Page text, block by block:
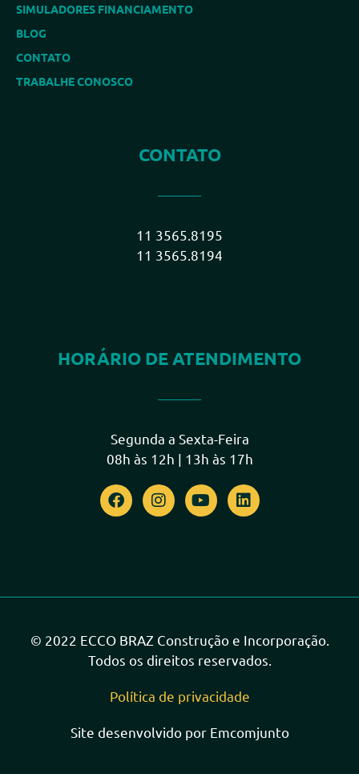
SIMULADORES FINANCIAMENTO
BLOG
CONTATO
TRABALHE CONOSCO
CONTATO
11 3565.8195
11 3565.8194
HORÁRIO DE ATENDIMENTO
Segunda a Sexta-Feira
08h às 12h | 13h às 17h
© 2022 ECCO BRAZ Construção e Incorporação.
Todos os direitos reservados.
Política de privacidade
Site desenvolvido por Emcomjunto